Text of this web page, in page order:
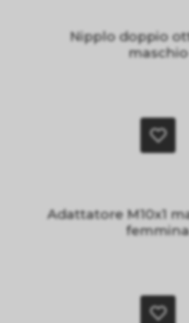
Nipplo doppio
maschio
Adattatore M10x1
femmina